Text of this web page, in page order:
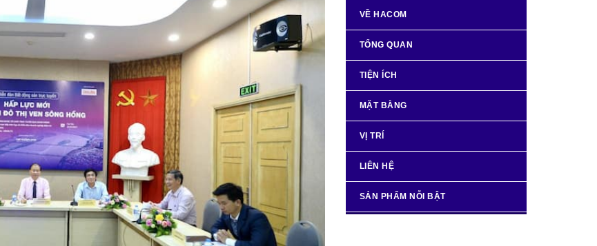
VỀ HACOM
TỔNG QUAN
TIỆN ÍCH
MẶT BẰNG
VỊ TRÍ
LIÊN HỆ
SẢN PHẨM NỖI BẬT